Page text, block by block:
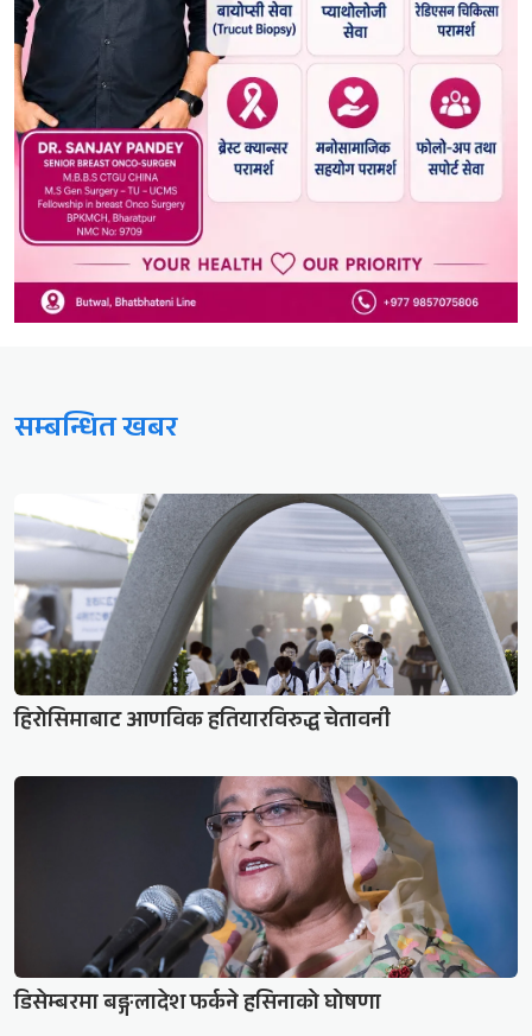
सम्बन्धित खबर
हिरोसिमाबाट आणविक हतियारविरुद्ध चेतावनी
डिसेम्बरमा बङ्गलादेश फर्कने हसिनाको घोषणा